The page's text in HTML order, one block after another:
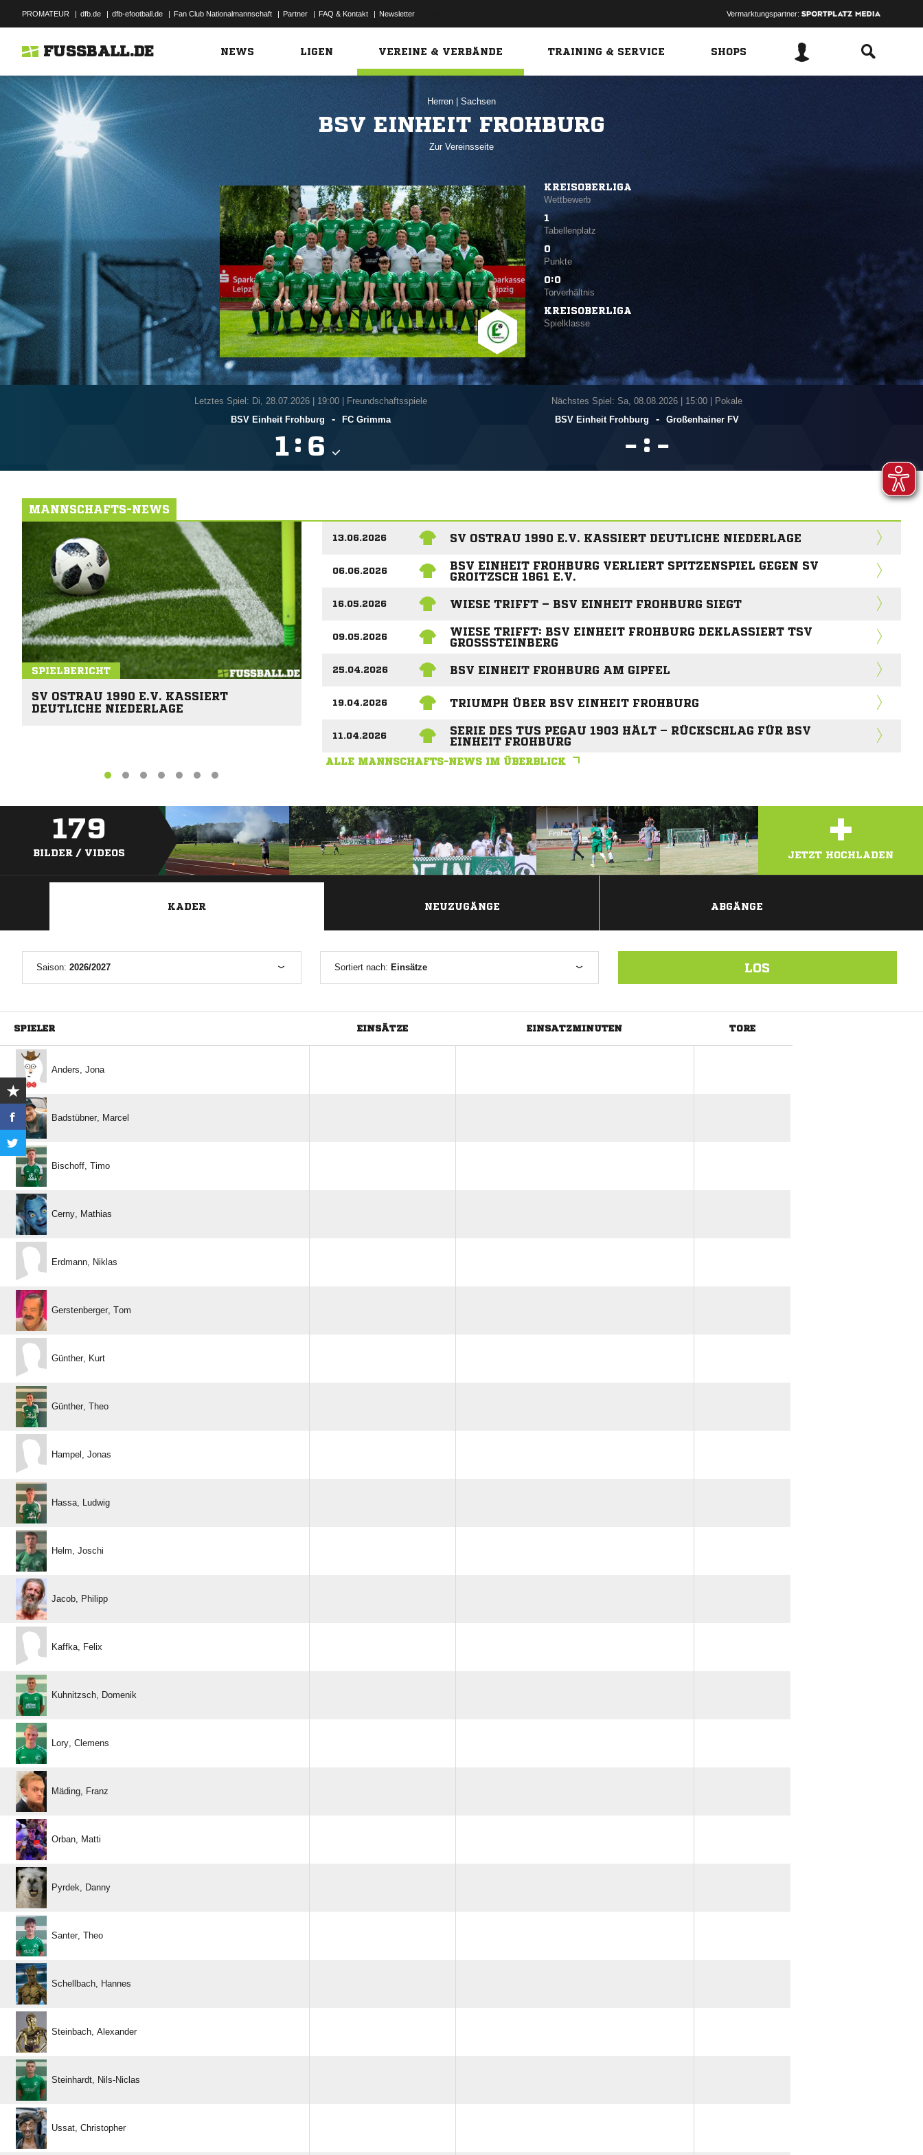
PROMATEUR | dfb.de | dfb-efootball.de | Fan Club Nationalmannschaft | Partner | FAQ & Kontakt | Newsletter Vermarktungspartner:
FUSSBALL.DE NEWS LIGEN VEREINE & VERBÄNDE TRAINING & SERVICE SHOPS
Herren Sachsen
BSV EINHEIT FROHBURG
Zur Vereinsseite
KREISOBERLIGA
Wettbewerb
1
Tabellenplatz
0
Punkte
0:0
Torverhältnis
KREISOBERLIGA
Spielklasse
Letztes Spiel: Di, 28.07.2026| 19:00 | Freundschaftsspiele
BSV Einheit Frohburg
- FC Grimma
 : 
Nächstes Spiel: Sa, 08.08.2026
15:00 | Pokale
BSV Einheit Frohburg
- Großenhainer FV
 : 
MANNSCHAFTS-NEWS
SPIELBERICHT
SV OSTRAU 1990 E.V. KASSIERT
DEUTLICHE NIEDERLAGE
13.06.2026 SV OSTRAU 1990 E.V. KASSIERT DEUTLICHE NIEDERLAGE
06.06.2026
BSV EINHEIT FROHBURG VERLIERT SPITZENSPIEL GEGEN SV
GROITZSCH 1861 E.V.
16.05.2026 WIESE TRIFFT – BSV EINHEIT FROHBURG SIEGT
09.05.2026
WIESE TRIFFT: BSV EINHEIT FROHBURG DEKLASSIERT TSV
GROSSSTEINBERG
25.04.2026 BSV EINHEIT FROHBURG AM GIPFEL
19.04.2026 TRIUMPH ÜBER BSV EINHEIT FROHBURG
11.04.2026
SERIE DES TUS PEGAU 1903 HÄLT – RÜCKSCHLAG FÜR BSV
EINHEIT FROHBURG
ALLE MANNSCHAFTS-NEWS IM ÜBERBLICK
179
BILDER / VIDEOS +
JETZT HOCHLADEN
KADER NEUZUGÄNGE ABGÄNGE
Saison: 2026/2027 Sortiert nach: Einsätze LOS
SPIELER EINSÄTZE EINSATZMINUTEN TORE
 
 
 
 
 
 
 
 
 
 
 
 
 
 
 
 
 
 
 
 
 
 
 